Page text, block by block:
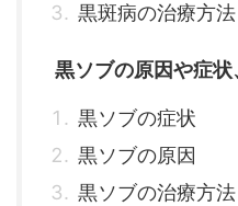
黒斑病の治療方法
黒ソブの原因や症状
黒ソブの症状
黒ソブの原因
黒ソブの治療方法